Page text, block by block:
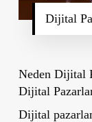
Dijital
Neden Dijital
Dijital
Dijital